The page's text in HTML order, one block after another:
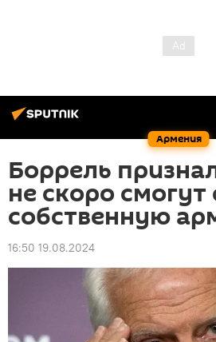
Армения
Боррель
не скоро смогут
собственную
16:50 19.08.2024